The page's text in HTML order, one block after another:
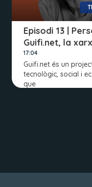
Episodi 13 |
Guifi.net, la
17:04
Guifi.net és un
tecnològic, social i
que